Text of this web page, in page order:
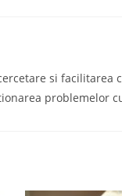
si
problemelor